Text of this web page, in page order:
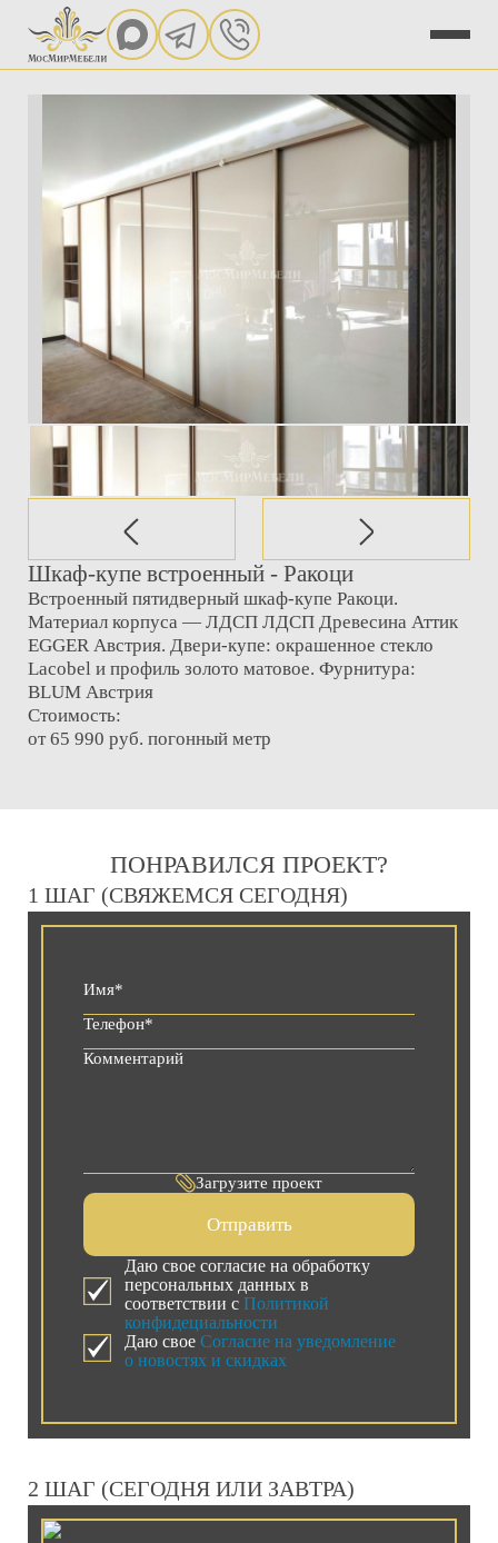
Шкаф-купе встроенный - Ракоци
Встроенный пятидверный шкаф-купе Ракоци.
Материал корпуса — ЛДСП ЛДСП Древесина Аттик
EGGER Австрия. Двери-купе: окрашенное стекло
Lacobel и профиль золото матовое. Фурнитура:
BLUM Австрия
Стоимость:
от 65 990 руб. погонный метр
ПОНРАВИЛСЯ ПРОЕКТ?
1 ШАГ (СВЯЖЕМСЯ СЕГОДНЯ)
Загрузите проект
Отправить
Даю свое согласие на обработку
персональных данных в
соответствии с Политикой
конфидециальности
Даю свое Согласие на уведомление
о новостях и скидках
2 ШАГ (СЕГОДНЯ ИЛИ ЗАВТРА)